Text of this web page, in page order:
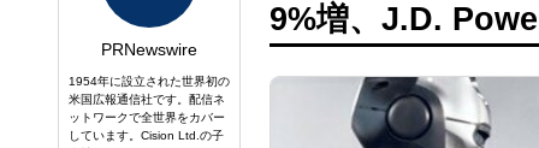
PRNewswire
1954年に設立された世界初の
米国広報通信社です。配信ネ
ットワークで全世界をカバー
しています。Cision Ltd.の子
9%増、J.D.